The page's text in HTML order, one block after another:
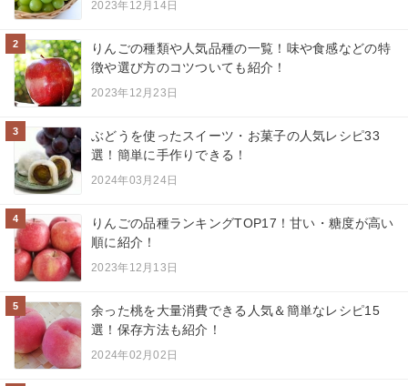
2023年12月14日
2
りんごの種類や人気品種の一覧！味や食感などの特
徴や選び方のコツついても紹介！
2023年12月23日
3
ぶどうを使ったスイーツ・お菓子の人気レシピ33
選！簡単に手作りできる！
2024年03月24日
4
りんごの品種ランキングTOP17！甘い・糖度が高い
順に紹介！
2023年12月13日
5
余った桃を大量消費できる人気＆簡単なレシピ15
選！保存方法も紹介！
2024年02月02日